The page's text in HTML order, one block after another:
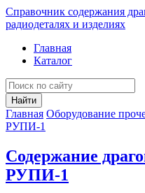
Справочник содержания
радиодеталях и изделиях
Главная
Каталог
Найти
Главная Оборудование
РУПИ-1
Содержание
РУПИ-1